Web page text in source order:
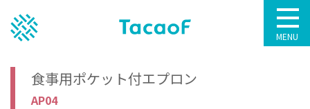
MENU
食事用ポケット付エプロン
AP04